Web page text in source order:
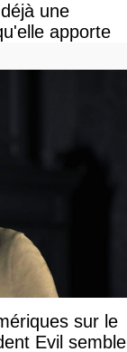
une
apporte
sur le
Evil semble